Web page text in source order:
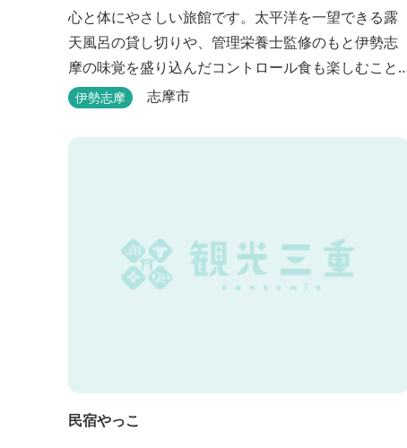
心と体にやさしい旅館です。太平洋を一望できる露
天風呂の貸し切りや、管理栄養士監修のもと伊勢志
摩の味覚を盛り込んだコントロール食も楽しむこと
ができます。
伊勢志摩 志摩市
民宿やっこ